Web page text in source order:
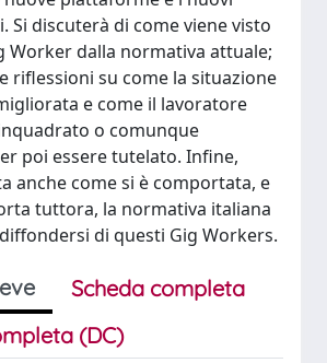
Si discuterà di come viene visto
Worker dalla normativa attuale;
riflessioni su come la situazione
e come il lavoratore
o comunque
poi essere tutelato. Infine,
anche come si è comportata, e
tuttora, la normativa italiana
di questi Gig Workers.
Scheda completa
(DC)